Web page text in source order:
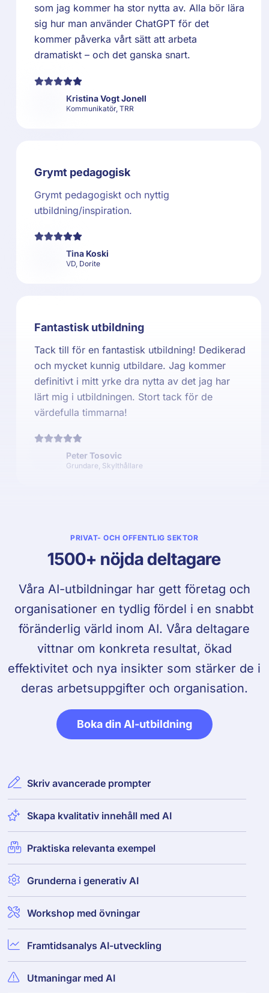
som jag kommer ha stor nytta av. Alla bör lära
sig hur man använder ChatGPT för det
kommer påverka vårt sätt att arbeta
dramatiskt – och det ganska snart.
Kristina Vogt Jonell
Kommunikatör, TRR
Grymt pedagogisk
Grymt pedagogiskt och nyttig
utbildning/inspiration.
Tina Koski
VD, Dorite
Fantastisk utbildning
Tack till för en fantastisk utbildning! Dedikerad
och mycket kunnig utbildare. Jag kommer
definitivt i mitt yrke dra nytta av det jag har
lärt mig i utbildningen. Stort tack för de
värdefulla timmarna!
Peter Tosovic
Grundare, Skylthållare
PRIVAT- OCH OFFENTLIG SEKTOR
1500+ nöjda deltagare
Våra AI-utbildningar har gett företag och
organisationer en tydlig fördel i en snabbt
föränderlig värld inom AI. Våra deltagare
vittnar om konkreta resultat, ökad
effektivitet och nya insikter som stärker de i
deras arbetsuppgifter och organisation.
Boka din AI-utbildning
Skriv avancerade prompter
Skapa kvalitativ innehåll med AI
Praktiska relevanta exempel
Grunderna i generativ AI
Workshop med övningar
Framtidsanalys AI-utveckling
Utmaningar med AI